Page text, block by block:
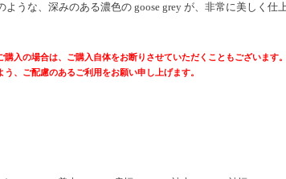
ような、深みのある濃色の goose grey が、非常に美しく仕
入の場合は、ご購入自体をお断りさせていただくこともございます。
、ご配慮のあるご利用をお願い申し上げます。